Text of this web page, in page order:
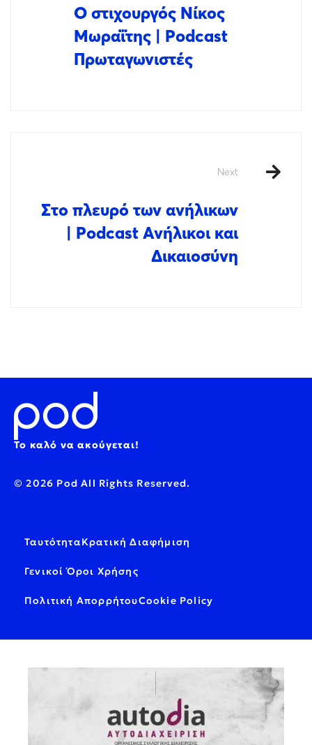
Ο στιχουργός Νίκος
Μωραΐτης | Podcast
Πρωταγωνιστές
Next
Στο πλευρό των ανήλικων
| Podcast Ανήλικοι και
Δικαιοσύνη
Το καλό να ακούγεται!
© 2026 Pod All Rights Reserved.
ΤαυτότηταΚρατική Διαφήμιση
Γενικοί Όροι Χρήσης
Πολιτική ΑπορρήτουCookie Policy